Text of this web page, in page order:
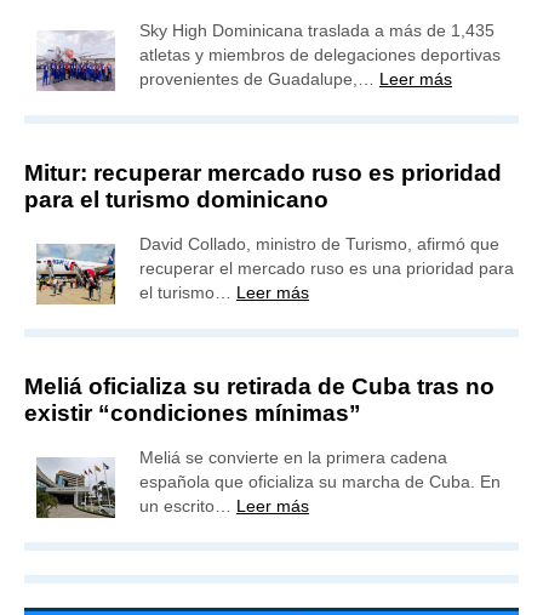
Sky High Dominicana traslada a más de 1,435
atletas y miembros de delegaciones deportivas
provenientes de Guadalupe,… Leer más
Mitur: recuperar mercado ruso es prioridad
para el turismo dominicano
David Collado, ministro de Turismo, afirmó que
recuperar el mercado ruso es una prioridad para
el turismo… Leer más
Meliá oficializa su retirada de Cuba tras no
existir “condiciones mínimas”
Meliá se convierte en la primera cadena
española que oficializa su marcha de Cuba. En
un escrito… Leer más